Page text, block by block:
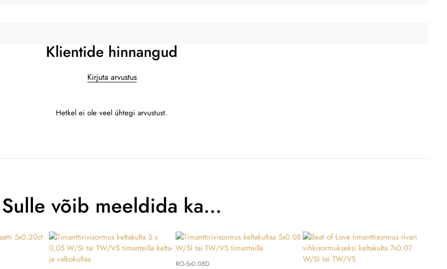
Klientide hinnangud
Kirjuta arvustus
Hetkel ei ole veel ühtegi arvustust.
Sulle võib meeldida ka…
RO-5x0.08D